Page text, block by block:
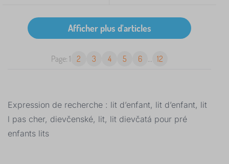
Page: 1 2 3 4 5 6 ... 12
Expression de recherche : lit d’enfant, lit d’enfant, lit
l pas cher, dievčenské, lit, lit dievčatá pour pré
enfants lits